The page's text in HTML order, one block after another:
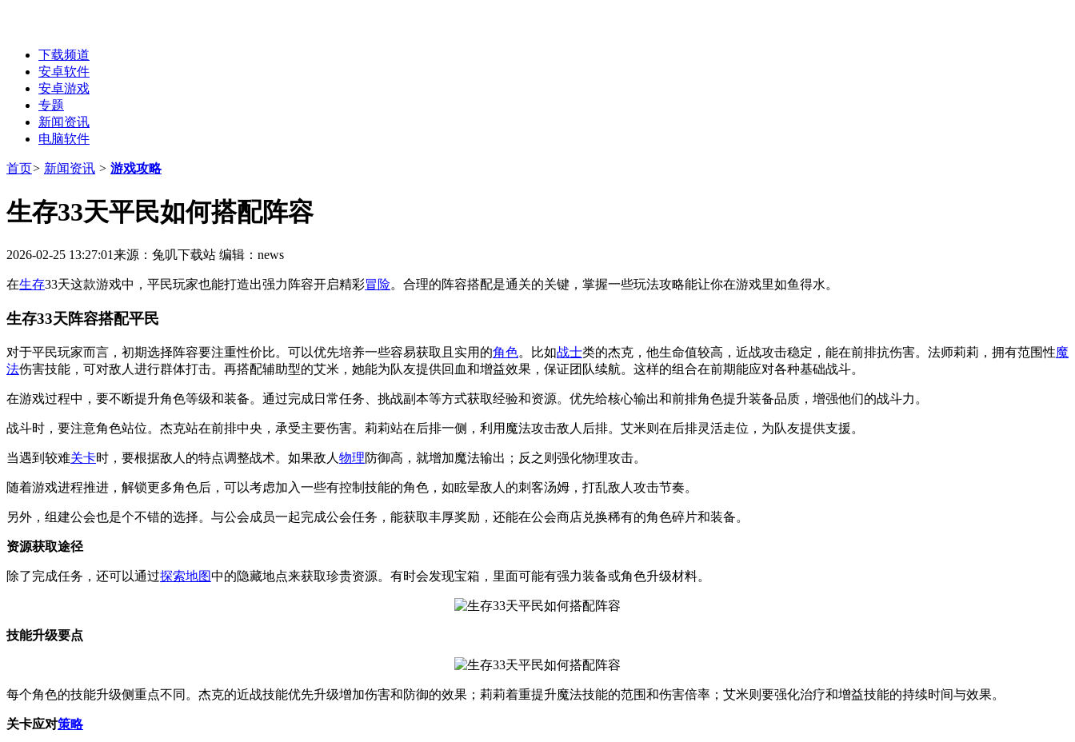
下载频道
安卓软件
安卓游戏
专题
新闻资讯
电脑软件
首页> 新闻资讯 > 游戏攻略
生存33天平民如何搭配阵容
2026-02-25 13:27:01来源：兔叽下载站 编辑：news
在生存33天这款游戏中，平民玩家也能打造出强力阵容开启精彩冒险。合理的阵容搭配是通关的关键，掌握一些玩法攻略能让你在游戏里如鱼得水。
生存33天阵容搭配平民
对于平民玩家而言，初期选择阵容要注重性价比。可以优先培养一些容易获取且实用的角色。比如战士类的杰克，他生命值较高，近战攻击稳定，能在前排抗伤害。法师莉莉，拥有范围性魔
法伤害技能，可对敌人进行群体打击。再搭配辅助型的艾米，她能为队友提供回血和增益效果，保证团队续航。这样的组合在前期能应对各种基础战斗。
在游戏过程中，要不断提升角色等级和装备。通过完成日常任务、挑战副本等方式获取经验和资源。优先给核心输出和前排角色提升装备品质，增强他们的战斗力。
战斗时，要注意角色站位。杰克站在前排中央，承受主要伤害。莉莉站在后排一侧，利用魔法攻击敌人后排。艾米则在后排灵活走位，为队友提供支援。
当遇到较难关卡时，要根据敌人的特点调整战术。如果敌人 物理防御高，就增加魔法输出；反之则强化物理攻击。
随着游戏进程推进，解锁更多角色后，可以考虑加入一些有控制技能的角色，如眩晕敌人的刺客汤姆，打乱敌人攻击节奏。
另外，组建公会也是个不错的选择。与公会成员一起完成公会任务，能获取丰厚奖励，还能在公会商店兑换稀有的角色碎片和装备。
资源获取途径
除了完成任务，还可以通过探索地图中的隐藏地点来获取珍贵资源。有时会发现宝箱，里面可能有强力装备或角色升级材料。
技能升级要点
每个角色的技能升级侧重点不同。杰克的近战技能优先升级增加伤害和防御的效果；莉莉着重提升魔法技能的范围和伤害倍率；艾米则要强化治疗和增益技能的持续时间与效果。
关卡应对策略